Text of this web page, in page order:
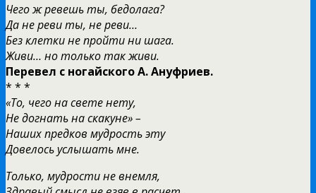
Чего ж ревешь ты, бедолага?
Да не реви ты, не реви…
Без клетки не пройти ни шага.
Живи… но только так живи.
Перевел с ногайского А. Ануфриев.
* * *
«То, чего на свете нету,
Не догнать на скакуне» –
Наших предков мудрость эту
Довелось услышать мне.
Только, мудрости не внемля,